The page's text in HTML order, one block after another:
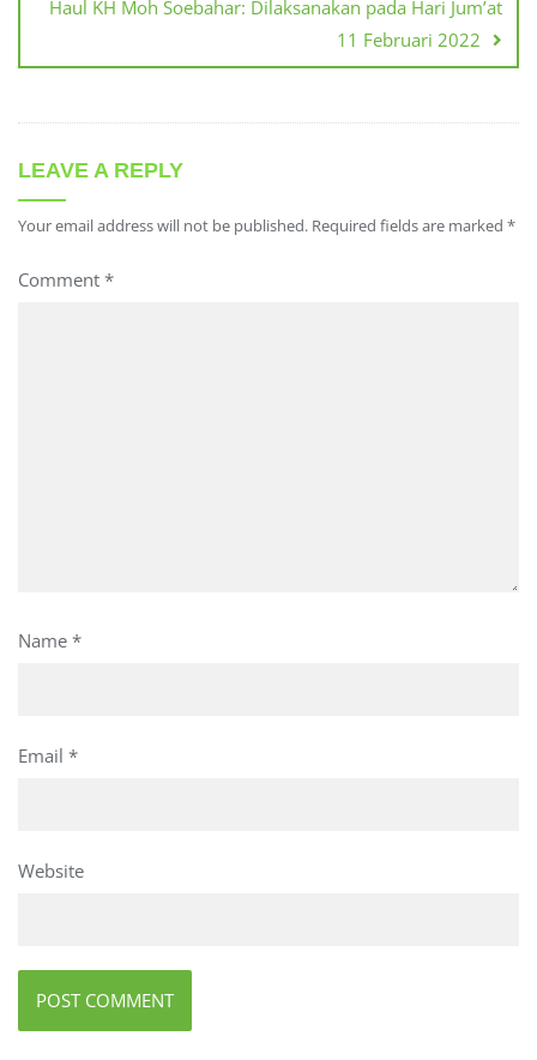
Haul KH Moh Soebahar: Dilaksanakan pada Hari Jum’at
11 Februari 2022
LEAVE A REPLY
Your email address will not be published. Required fields are marked *
Comment *
Name *
Email *
Website